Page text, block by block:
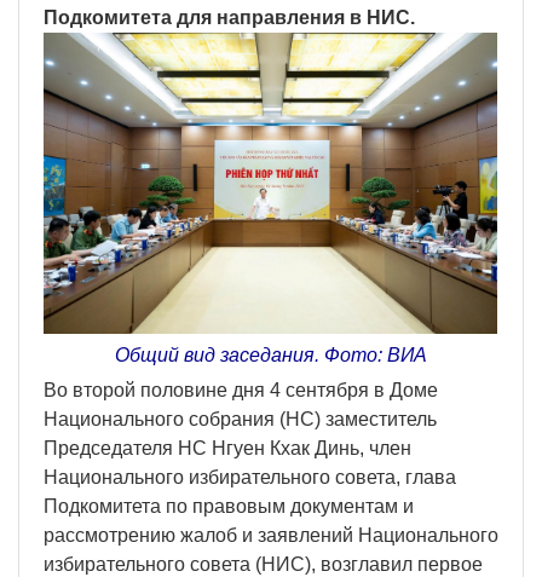
Подкомитета для направления в НИС.
Общий вид заседания. Фото: ВИА
Во второй половине дня 4 сентября в Доме
Национального собрания (НС) заместитель
Председателя НС Нгуен Кхак Динь, член
Национального избирательного совета, глава
Подкомитета по правовым документам и
рассмотрению жалоб и заявлений Национального
избирательного совета (НИС), возглавил первое